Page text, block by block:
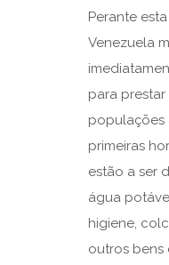
Perante
Venezuela
para prestar
populações
primeiras
estão a ser
água
higiene,
outros bens